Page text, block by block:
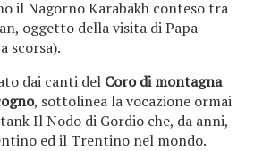
il Nagorno Karabakh conteso tra
oggetto della visita di Papa
scorsa).
dai canti del Coro di montagna
, sottolinea la vocazione ormai
Il Nodo di Gordio che, da anni,
ed il Trentino nel mondo.